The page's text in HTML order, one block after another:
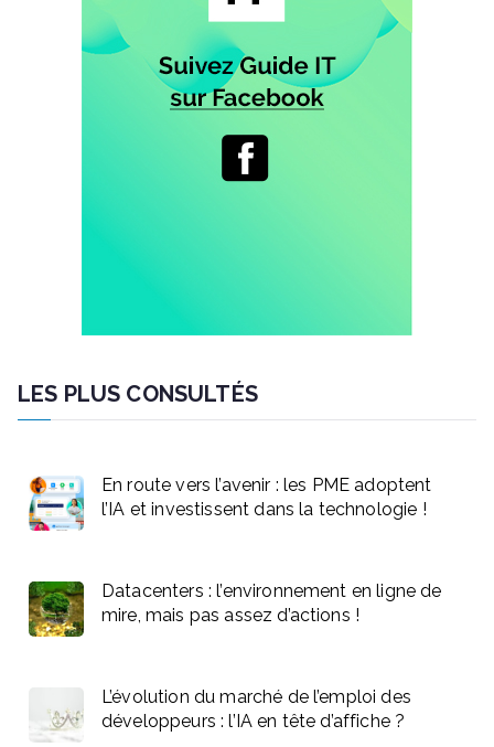
LES PLUS CONSULTÉS
En route vers l’avenir : les PME adoptent
l’IA et investissent dans la technologie !
Datacenters : l’environnement en ligne de
mire, mais pas assez d’actions !
L’évolution du marché de l’emploi des
développeurs : l’IA en tête d’affiche ?